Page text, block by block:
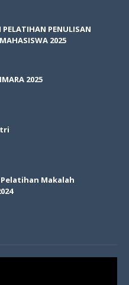
PENULISAN
2025
2025
Pelatihan Makalah